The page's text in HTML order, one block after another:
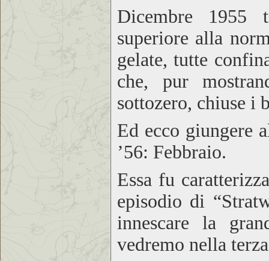
Dicembre 1955
superiore alla
gelate, tutte
che, pur
sottozero, chiuse i
Ed ecco giungere
’56: Febbraio.
Essa fu
episodio di
innescare la
vedremo nella